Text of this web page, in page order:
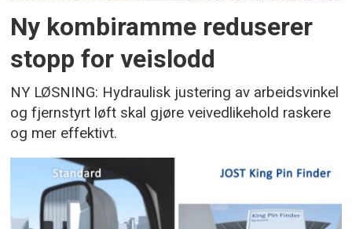
Ny kombiramme reduserer
stopp for veislodd
NY LØSNING: Hydraulisk justering av arbeidsvinkel
og fjernstyrt løft skal gjøre veivedlikehold raskere
og mer effektivt.